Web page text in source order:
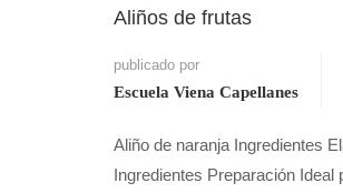
Aliños de frutas
publicado por
Escuela Viena Capellanes
Aliño de naranja Ingredientes
Ingredientes Preparación